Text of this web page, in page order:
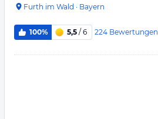
Furth im Wald · Bayern
100% 5,5 / 6 224 Bewertungen